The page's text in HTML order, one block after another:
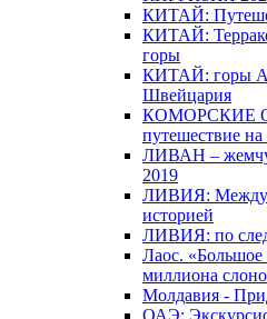
КИТАЙ:
КИТАЙ:
горы
КИТАЙ: горы
Швейцария
КОМОРСКИЕ
путешествие
ЛИВАН –
2019
ЛИВИЯ: Между
историей
ЛИВИЯ: по
Лаос. «Большое
миллиона
Молдавия -
ОАЭ: